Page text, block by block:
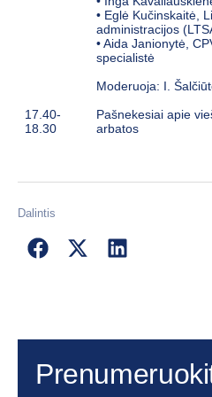
• Eglė Kučinskaitė,
administracijos
• Aida Janionytė,
specialistė
Moderuoja: I.
17.40-
18.30
Pašnekesiai apie
arbatos
Dalintis